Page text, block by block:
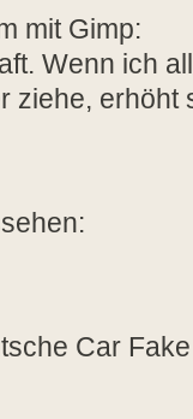
mit Gimp:
Wenn ich
ziehe, erhöht
Car